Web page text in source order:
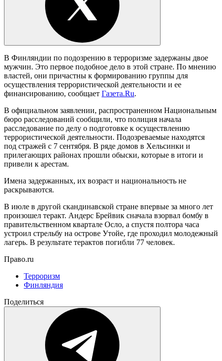
В Финляндии по подозрению в терроризме задержаны двое
мужчин. Это первое подобное дело в этой стране. По мнению
властей, они причастны к формированию группы для
осуществления террористической деятельности и ее
финансированию, сообщает Газета.Ru.
В официальном заявлении, распространенном Национальным
бюро расследований сообщили, что полиция начала
расследование по делу о подготовке к осуществлению
террористической деятельности. Подозреваемые находятся
под стражей с 7 сентября. В ряде домов в Хельсинки и
прилегающих районах прошли обыски, которые в итоги и
привели к арестам.
Имена задержанных, их возраст и национальность не
раскрываются.
В июле в другой скандинавской стране впервые за много лет
произошел теракт. Андерс Брейвик сначала взорвал бомбу в
правительственном квартале Осло, а спустя полтора часа
устроил стрельбу на острове Утойе, где проходил молодежный
лагерь. В результате терактов погибли 77 человек.
Право.ru
Терроризм
Финляндия
Поделиться